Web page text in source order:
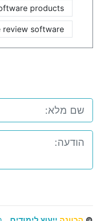
products
review software